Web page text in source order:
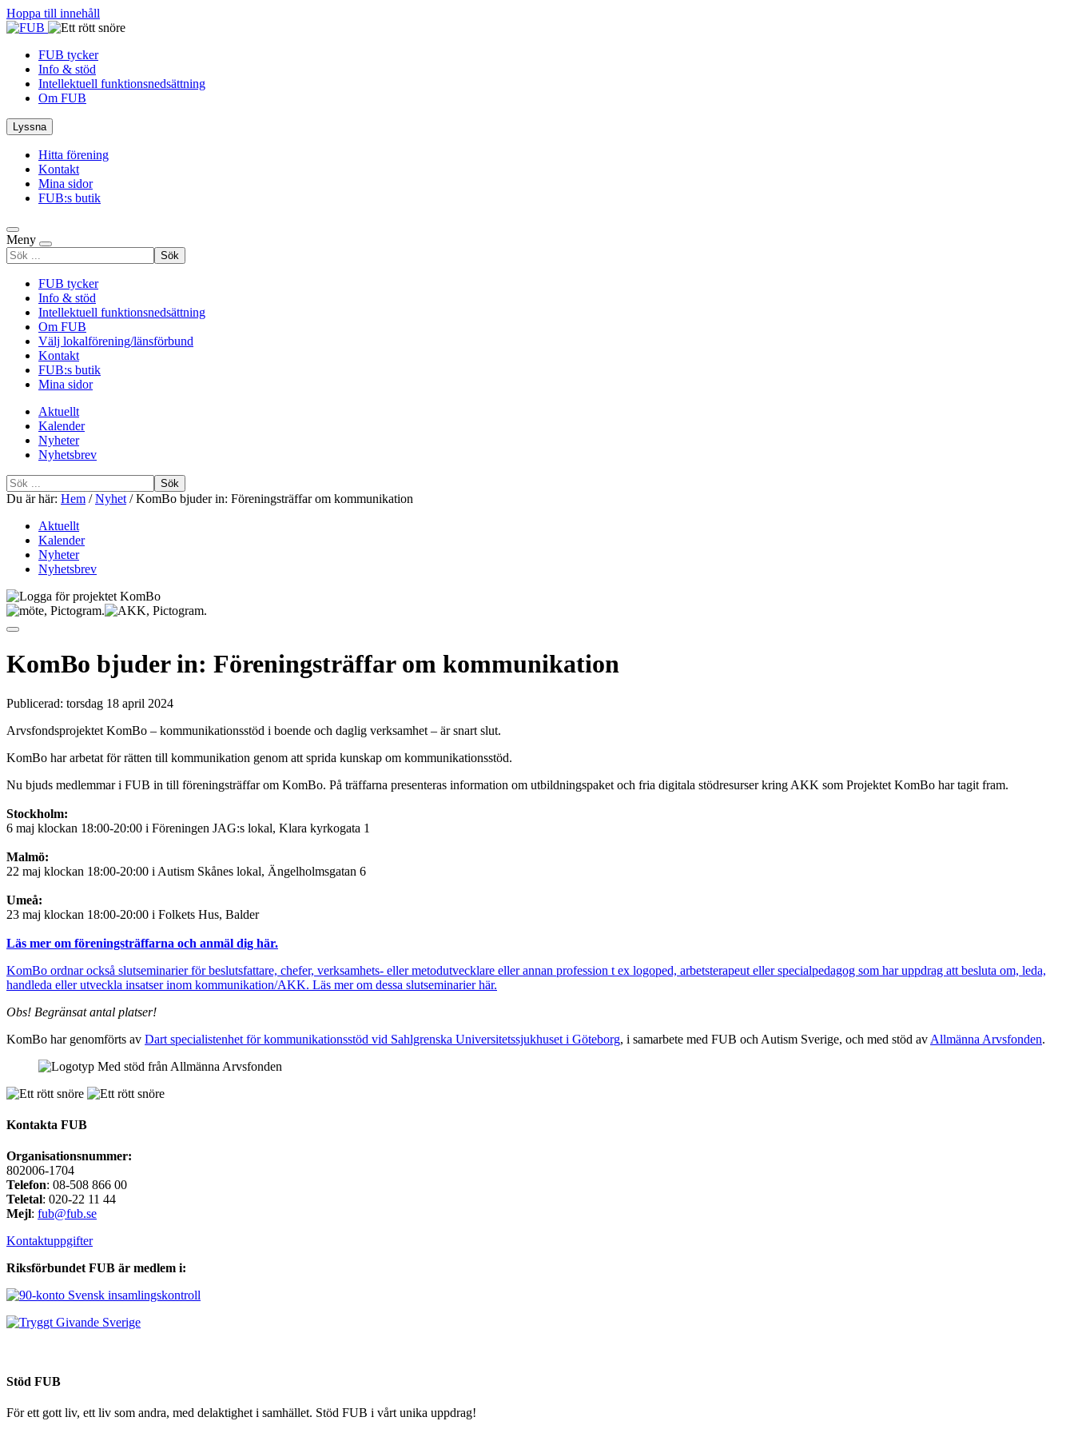
Hoppa till innehåll
FUB tycker
Info & stöd
Intellektuell funktionsnedsättning
Om FUB
Lyssna
Hitta förening
Kontakt
Mina sidor
FUB:s butik
Meny
Sök
efter
FUB tycker
Info & stöd
Intellektuell funktionsnedsättning
Om FUB
Välj lokalförening/länsförbund
Kontakt
FUB:s butik
Mina sidor
Aktuellt
Kalender
Nyheter
Nyhetsbrev
Sök
efter
Du är här: Hem /Nyhet /KomBo bjuder in: Föreningsträffar om kommunikation
Aktuellt
Kalender
Nyheter
Nyhetsbrev
KomBo bjuder in: Föreningsträffar om kommunikation
Publicerad: torsdag 18 april 2024
Arvsfondsprojektet KomBo – kommunikationsstöd i boende och daglig verksamhet – är snart slut.
KomBo har arbetat för rätten till kommunikation genom att sprida kunskap om kommunikationsstöd.
Nu bjuds medlemmar i FUB in till föreningsträffar om KomBo. På träffarna presenteras information om utbildningspaket och fria digitala stödresurser kring AKK som Projektet KomBo har tagit fram.
Stockholm:
6 maj klockan 18:00-20:00 i Föreningen JAG:s lokal, Klara kyrkogata 1
Malmö:
22 maj klockan 18:00-20:00 i Autism Skånes lokal, Ängelholmsgatan 6
Umeå:
23 maj klockan 18:00-20:00 i Folkets Hus, Balder
Läs mer om föreningsträffarna och anmäl dig här.
KomBo ordnar också slutseminarier för beslutsfattare, chefer, verksamhets- eller metodutvecklare eller annan profession t ex logoped, arbetsterapeut eller specialpedagog som har uppdrag att besluta om, leda,
handleda eller utveckla insatser inom kommunikation/AKK. Läs mer om dessa slutseminarier här.
Obs! Begränsat antal platser!
KomBo har genomförts av Dart specialistenhet för kommunikationsstöd vid Sahlgrenska Universitetssjukhuset i Göteborg, i samarbete med FUB och Autism Sverige, och med stöd av Allmänna Arvsfonden.
Kontakta FUB
Organisationsnummer:
802006-1704
Telefon: 08-508 866 00
Teletal: 020-22 11 44
Mejl: fub@fub.se
Kontaktuppgifter
Riksförbundet FUB är medlem i:
Stöd FUB
För ett gott liv, ett liv som andra, med delaktighet i samhället. Stöd FUB i vårt unika uppdrag!